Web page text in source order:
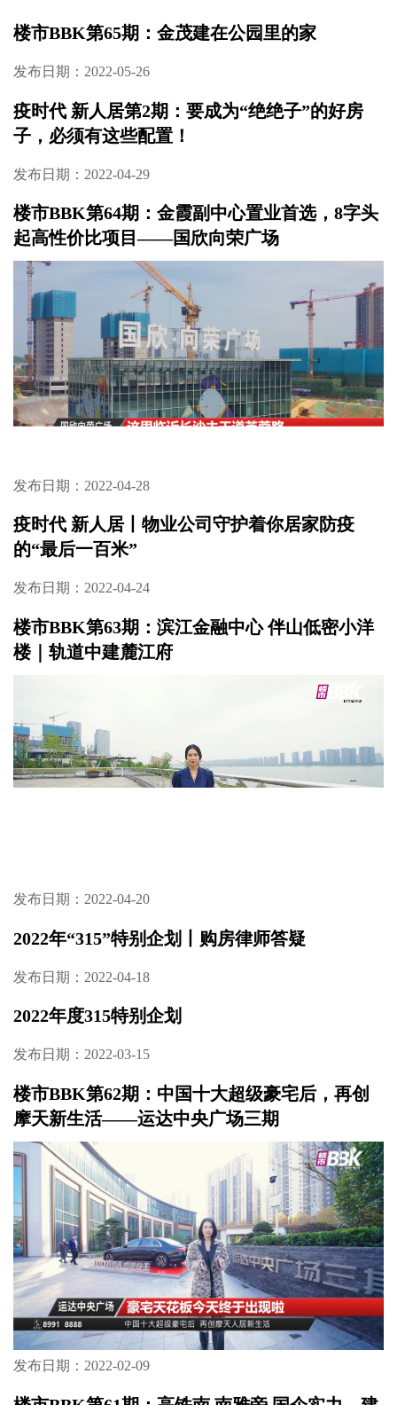
发布日期：2022-06-09
楼市BBK第65期：金茂建在公园里的家
发布日期：2022-05-26
疫时代 新人居第2期：要成为“绝绝子”的好房
子，必须有这些配置！
发布日期：2022-04-29
楼市BBK第64期：金霞副中心置业首选，8字头
疫时代 新人居丨物业公司守护着你居家防疫
的“最后一百米”
发布日期：2022-04-20
2022年“315”特别企划丨购房律师答疑
发布日期：2022-04-18
2022年度315特别企划
发布日期：2022-03-15
楼市BBK第62期：中国十大超级豪宅后，再创
摩天新生活——运达中央广场三期